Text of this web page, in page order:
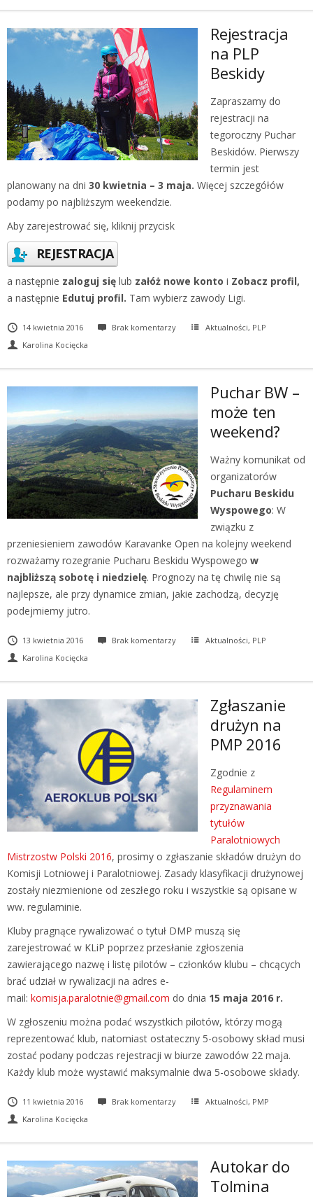
Rejestracja
na PLP
Beskidy
Zapraszamy do
rejestracji na
tegoroczny Puchar
Beskidów. Pierwszy
termin jest
planowany na dni 30 kwietnia – 3 maja. Więcej szczegółów
podamy po najbliższym weekendzie.
Aby zarejestrować się, kliknij przycisk
REJESTRACJA
a następnie zaloguj się lub załóż nowe konto i Zobacz profil,
a następnie Edutuj profil. Tam wybierz zawody Ligi.
14 kwietnia 2016 Brak komentarzy Aktualności, PLP
Karolina Kocięcka
Puchar BW –
może ten
weekend?
Ważny komunikat od
organizatorów
Pucharu Beskidu
Wyspowego: W
związku z
przeniesieniem zawodów Karavanke Open na kolejny weekend
rozważamy rozegranie Pucharu Beskidu Wyspowego w
najbliższą sobotę i niedzielę. Prognozy na tę chwilę nie są
najlepsze, ale przy dynamice zmian, jakie zachodzą, decyzję
podejmiemy jutro.
13 kwietnia 2016 Brak komentarzy Aktualności, PLP
Karolina Kocięcka
Zgłaszanie
drużyn na
PMP 2016
Zgodnie z
Regulaminem
przyznawania
tytułów
Paralotniowych
Mistrzostw Polski 2016, prosimy o zgłaszanie składów drużyn do
Komisji Lotniowej i Paralotniowej. Zasady klasyfikacji drużynowej
zostały niezmienione od zeszłego roku i wszystkie są opisane w
ww. regulaminie.
Kluby pragnące rywalizować o tytuł DMP muszą się
zarejestrować w KLiP poprzez przesłanie zgłoszenia
zawierającego nazwę i listę pilotów – członków klubu – chcących
brać udział w rywalizacji na adres e-
mail: komisja.paralotnie@gmail.com do dnia 15 maja 2016 r.
W zgłoszeniu można podać wszystkich pilotów, którzy mogą
reprezentować klub, natomiast ostateczny 5-osobowy skład musi
zostać podany podczas rejestracji w biurze zawodów 22 maja.
Każdy klub może wystawić maksymalnie dwa 5-osobowe składy.
11 kwietnia 2016 Brak komentarzy Aktualności, PMP
Karolina Kocięcka
Autokar do
Tolmina